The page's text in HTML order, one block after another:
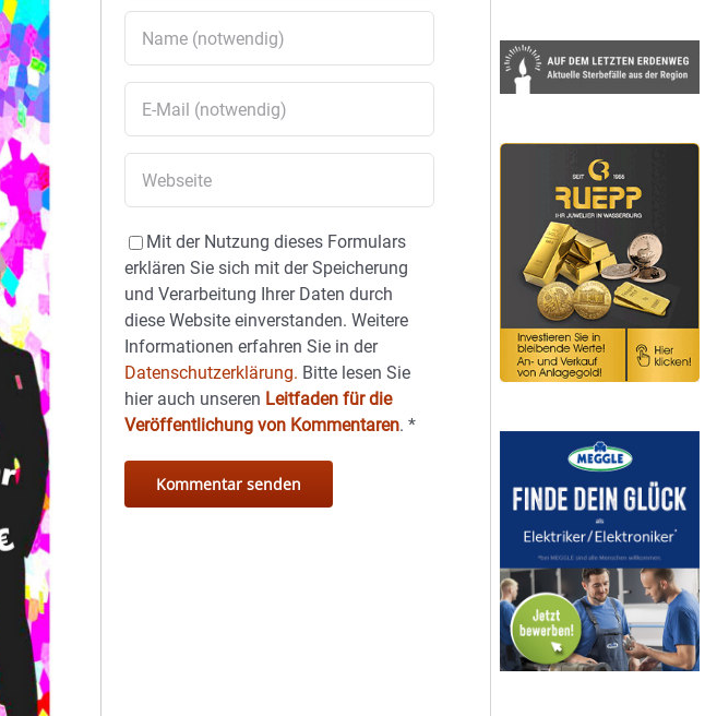
Mit der Nutzung dieses Formulars
erklären Sie sich mit der Speicherung
und Verarbeitung Ihrer Daten durch
diese Website einverstanden. Weitere
Informationen erfahren Sie in der
Datenschutzerklärung. Bitte lesen Sie
hier auch unseren Leitfaden für die
Veröffentlichung von Kommentaren.*